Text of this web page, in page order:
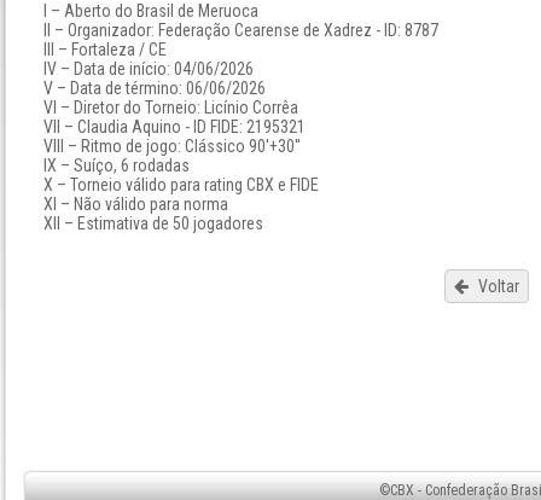
I – Aberto do Brasil de Meruoca
II – Organizador: Federação Cearense de Xadrez - ID: 8787
III – Fortaleza / CE
IV – Data de início: 04/06/2026
V – Data de término: 06/06/2026
VI – Diretor do Torneio: Licínio Corrêa
VII – Claudia Aquino - ID FIDE: 2195321
VIII – Ritmo de jogo: Clássico 90'+30''
IX – Suíço, 6 rodadas
X – Torneio válido para rating CBX e FIDE
XI – Não válido para norma
XII – Estimativa de 50 jogadores
Voltar
©CBX - Confederação